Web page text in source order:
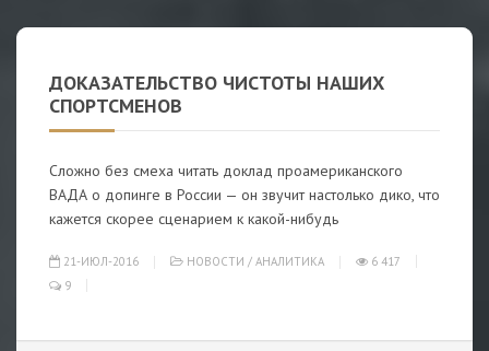
ДОКАЗАТЕЛЬСТВО ЧИСТОТЫ НАШИХ
СПОРТСМЕНОВ
Сложно без смеха читать доклад проамериканского
ВАДА о допинге в России — он звучит настолько дико, что
кажется скорее сценарием к какой-нибудь
21-ИЮЛ-2016 НОВОСТИ / АНАЛИТИКА
6 417
9